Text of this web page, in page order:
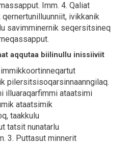
Imm. 4. Qaliat
ivikkanik
savimminernik seqersitsineq
aqqutaa biilinullu inissiiviit
pilersitsisoqarsinnaanngilaq.
illuaraqarfimmi ataatsimi
ataatsimik
taakkulu
tatsit nunatarlu
3. Puttasut minnerit